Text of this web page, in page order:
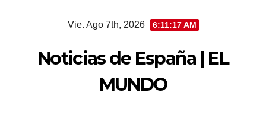
Vie. Ago 7th, 2026 6:11:17 AM
Noticias de España | EL
MUNDO